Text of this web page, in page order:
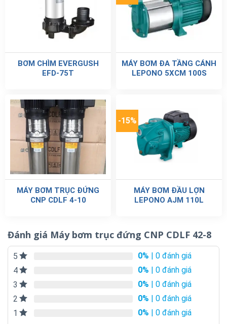
BƠM CHÌM EVERGUSH
EFD-75T
MÁY BƠM ĐA TẦNG CÁNH
LEPONO 5XCM 100S
MÁY BƠM TRỤC ĐỨNG
CNP CDLF 4-10
-15%
MÁY BƠM ĐẦU LỢN
LEPONO AJM 110L
Đánh giá Máy bơm trục đứng CNP CDLF 42-8
5 0% | 0 đánh giá
4
0% | 0 đánh giá
3
0% | 0 đánh giá
2
0% | 0 đánh giá
1
0% | 0 đánh giá